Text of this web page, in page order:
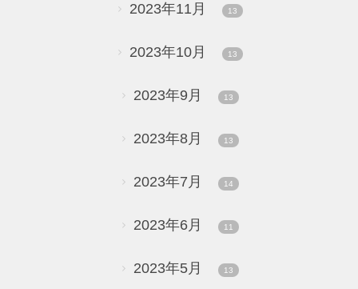
2023年11月 13
2023年10月 13
2023年9月 13
2023年8月 13
2023年7月 14
2023年6月 11
2023年5月 13